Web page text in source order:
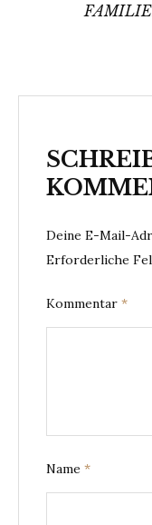
Deine E-Mail-
Erforderliche
Kommentar *
Name *